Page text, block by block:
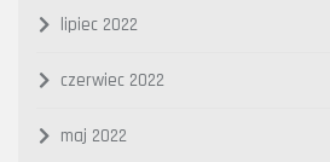
lipiec 2022
czerwiec 2022
maj 2022